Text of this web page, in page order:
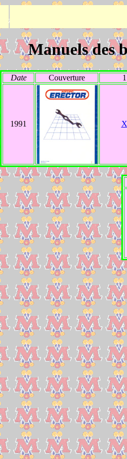
Manuels des
Date Couverture 1
1991 X